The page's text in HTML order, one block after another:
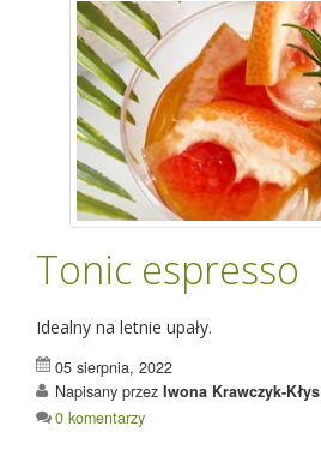
Tonic espresso
Idealny na letnie upały.
05 sierpnia, 2022
Napisany przez Iwona Krawczyk-Kłys
0 komentarzy